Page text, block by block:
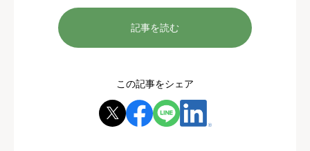
記事を読む
この記事をシェア